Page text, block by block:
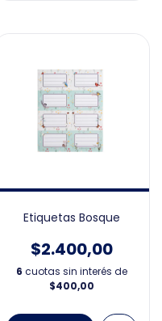
Etiquetas Bosque
$2.400,00
6 cuotas sin interés de
$400,00